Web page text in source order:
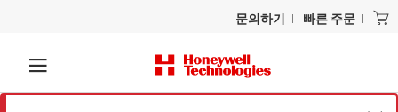
문의하기 빠른 주문